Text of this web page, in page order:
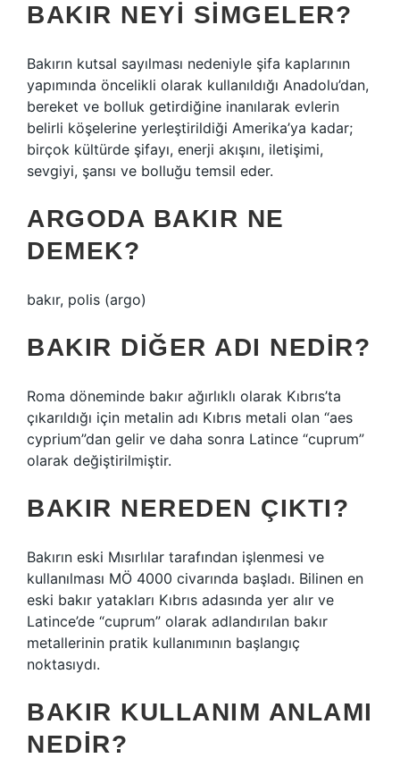
BAKIR NEYI SIMGELER?
Bakırın kutsal sayılması nedeniyle şifa kaplarının
yapımında öncelikli olarak kullanıldığı Anadolu’dan,
bereket ve bolluk getirdiğine inanılarak evlerin
belirli köşelerine yerleştirildiği Amerika’ya kadar;
birçok kültürde şifayı, enerji akışını, iletişimi,
sevgiyi, şansı ve bolluğu temsil eder.
ARGODA BAKIR NE
DEMEK?
bakır, polis (argo)
BAKIR DIĞER ADI NEDIR?
Roma döneminde bakır ağırlıklı olarak Kıbrıs’ta
çıkarıldığı için metalin adı Kıbrıs metali olan “aes
сyprium”dan gelir ve daha sonra Latince “сuprum”
olarak değiştirilmiştir.
BAKIR NEREDEN ÇIKTI?
Bakırın eski Mısırlılar tarafından işlenmesi ve
kullanılması MÖ 4000 civarında başladı. Bilinen en
eski bakır yatakları Kıbrıs adasında yer alır ve
Latince’de “cuprum” olarak adlandırılan bakır
metallerinin pratik kullanımının başlangıç ​​
noktasıydı.
BAKIR KULLANIM ANLAMI
NEDIR?